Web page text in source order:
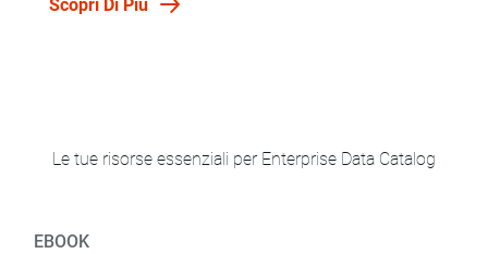
Scopri Di Più
Le tue risorse essenziali per Enterprise Data Catalog
EBOOK